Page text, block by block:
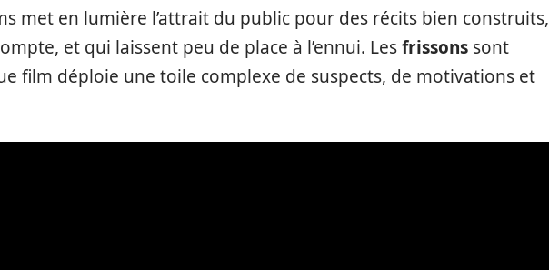
met en lumière l’attrait du public pour des récits bien construits,
et qui laissent peu de place à l’ennui. Lesfrissons sont
film déploie une toile complexe de suspects, de motivations et